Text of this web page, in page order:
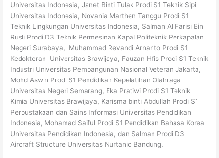
Universitas Indonesia, Janet Binti Tulak Prodi S1 Teknik Sipil
Universitas Indonesia, Novania Marthen Tanggu Prodi S1
Teknik Lingkungan Universitas Indonesia, Salman Al Farisi Bin
Rusli Prodi D3 Teknik Permesinan Kapal Politeknik Perkapalan
Negeri Surabaya, Muhammad Revandi Arnanto Prodi S1
Kedokteran Universitas Brawijaya, Fauzan Hfis Prodi S1 Teknik
Industri Universitas Pembangunan Nasional Veteran Jakarta,
Mohd Aswin Prodi S1 Pendidikan Kepelatihan Olahraga
Universitas Negeri Semarang, Eka Pratiwi Prodi S1 Teknik
Kimia Universitas Brawijaya, Karisma binti Abdullah Prodi S1
Perpustakaan dan Sains Informasi Universitas Pendidikan
Indonesia, Mohamad Saiful Prodi S1 Pendidikan Bahasa Korea
Universitas Pendidikan Indonesia, dan Salman Prodi D3
Aircraft Structure Universitas Nurtanio Bandung.